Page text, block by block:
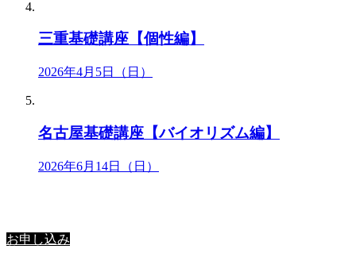
三重基礎講座【個性編】
2026年4月5日（日）
名古屋基礎講座【バイオリズム編】
2026年6月14日（日）
お申し込み